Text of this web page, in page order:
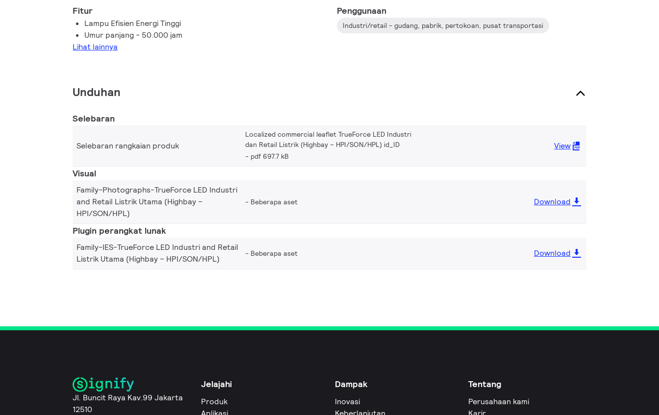
(lihat panduan pemasangan untuk informasi lebih lanjut). MASTER –
dan 400W untuk memaksimalkan kelayakan retrofit tersebut.
Fitur
Lampu Efisien Energi Tinggi
Umur panjang - 50.000 jam
Lihat lainnya
Penggunaan
Industri/retail - gudang, pabrik, pertokoan, pusat transportasi
Unduhan
Selebaran
Selebaran rangkaian produk
Localized commercial leaflet TrueForce LED Industri
dan Retail Listrik (Highbay – HPI/SON/HPL) id_ID
pdf 697.7 kB
View
Visual
Family-Photographs-TrueForce LED Industri
and Retail Listrik Utama (Highbay –
HPI/SON/HPL)
Beberapa aset Download
Plugin perangkat lunak
Family-IES-TrueForce LED Industri and Retail
Listrik Utama (Highbay – HPI/SON/HPL)
Beberapa aset Download
Jl. Buncit Raya Kav.99 Jakarta
12510
Jelajahi
Produk
Dampak
Inovasi
Tentang
Perusahaan kami